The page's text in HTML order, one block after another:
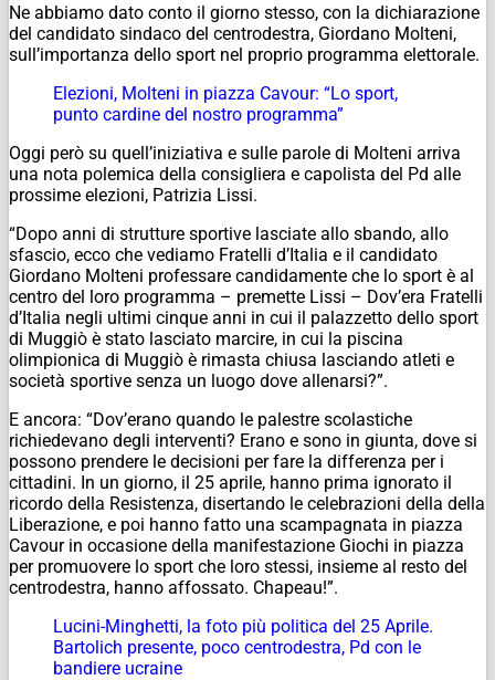
Ne abbiamo dato conto il giorno stesso, con la dichiarazione
del candidato sindaco del centrodestra, Giordano Molteni,
sull’importanza dello sport nel proprio programma elettorale.
Elezioni, Molteni in piazza Cavour: “Lo sport,
punto cardine del nostro programma”
Oggi però su quell’iniziativa e sulle parole di Molteni arriva
una nota polemica della consigliera e capolista del Pd alle
prossime elezioni, Patrizia Lissi.
“Dopo anni di strutture sportive lasciate allo sbando, allo
sfascio, ecco che vediamo Fratelli d’Italia e il candidato
Giordano Molteni professare candidamente che lo sport è al
centro del loro programma – premette Lissi – Dov’era Fratelli
d’Italia negli ultimi cinque anni in cui il palazzetto dello sport
di Muggiò è stato lasciato marcire, in cui la piscina
olimpionica di Muggiò è rimasta chiusa lasciando atleti e
società sportive senza un luogo dove allenarsi?”.
E ancora: “Dov’erano quando le palestre scolastiche
richiedevano degli interventi? Erano e sono in giunta, dove si
possono prendere le decisioni per fare la differenza per i
cittadini. In un giorno, il 25 aprile, hanno prima ignorato il
ricordo della Resistenza, disertando le celebrazioni della della
Liberazione, e poi hanno fatto una scampagnata in piazza
Cavour in occasione della manifestazione Giochi in piazza
per promuovere lo sport che loro stessi, insieme al resto del
centrodestra, hanno affossato. Chapeau!”.
Lucini-Minghetti, la foto più politica del 25 Aprile.
Bartolich presente, poco centrodestra, Pd con le
bandiere ucraine